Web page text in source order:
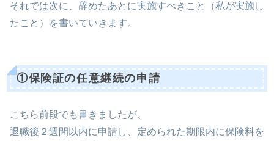
それでは次に、辞めたあとに実施すべきこと（私が実施し
たこと）を書いていきます。
①保険証の任意継続の申請
こちら前段でも書きましたが、
退職後２週間以内に申請し、定められた期限内に保険料を